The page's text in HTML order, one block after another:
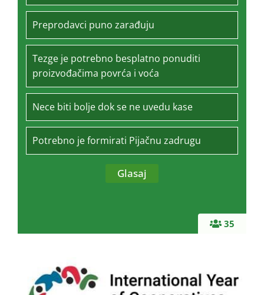
35
Preprodavci puno zarađuju
Tezge je potrebno besplatno ponuditi
proizvođačima povrća i voća
Nece biti bolje dok se ne uvedu kase
Potrebno je formirati Pijačnu zadrugu